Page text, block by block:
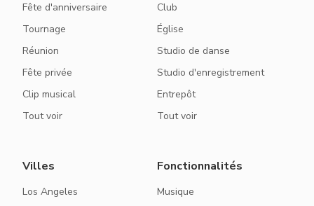
Fête d'anniversaire
Tournage
Réunion
Fête privée
Clip musical
Tout voir
Club
Église
Studio de danse
Studio d'enregistrement
Entrepôt
Tout voir
Villes
Los Angeles
Fonctionnalités
Musique